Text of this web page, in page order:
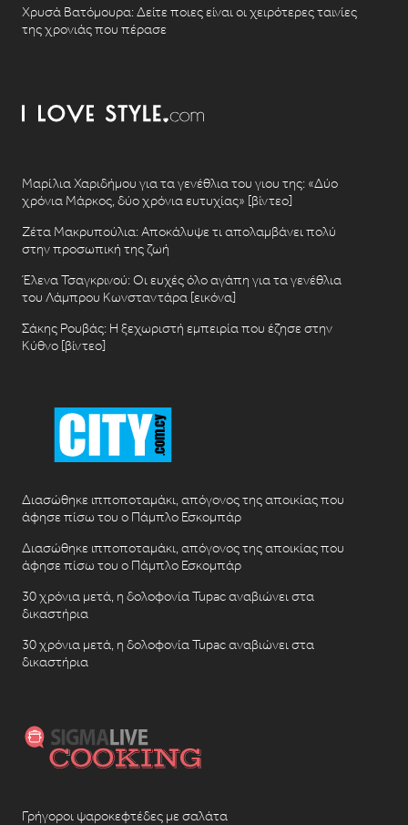
Χρυσά Βατόμουρα: Δείτε ποιες είναι οι χειρότερες ταινίες
της χρονιάς που πέρασε
Μαρίλια Χαριδήμου για τα γενέθλια του γιου της: «Δύο
χρόνια Μάρκος, δύο χρόνια ευτυχίας» [βίντεο]
Ζέτα Μακρυπούλια: Αποκάλυψε τι απολαμβάνει πολύ
στην προσωπική της ζωή
Έλενα Τσαγκρινού: Οι ευχές όλο αγάπη για τα γενέθλια
του Λάμπρου Κωνσταντάρα [εικόνα]
Σάκης Ρουβάς: Η ξεχωριστή εμπειρία που έζησε στην
Κύθνο [βίντεο]
Διασώθηκε ιπποποταμάκι, απόγονος της αποικίας που
άφησε πίσω του ο Πάμπλο Εσκομπάρ
Διασώθηκε ιπποποταμάκι, απόγονος της αποικίας που
άφησε πίσω του ο Πάμπλο Εσκομπάρ
30 χρόνια μετά, η δολοφονία Tupac αναβιώνει στα
δικαστήρια
30 χρόνια μετά, η δολοφονία Tupac αναβιώνει στα
δικαστήρια
Γρήγοροι ψαροκεφτέδες με σαλάτα